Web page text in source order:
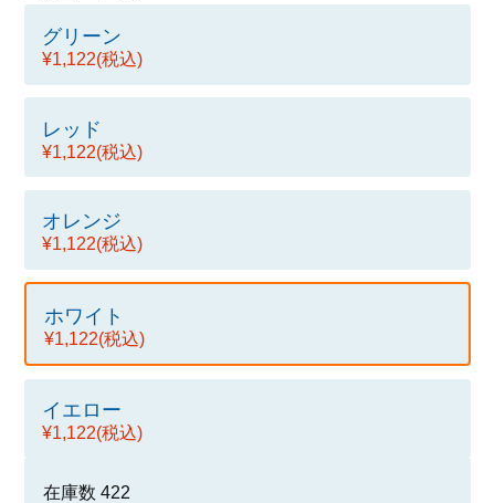
グリーン
¥1,122(税込)
レッド
¥1,122(税込)
オレンジ
¥1,122(税込)
ホワイト
¥1,122(税込)
イエロー
¥1,122(税込)
在庫数 422